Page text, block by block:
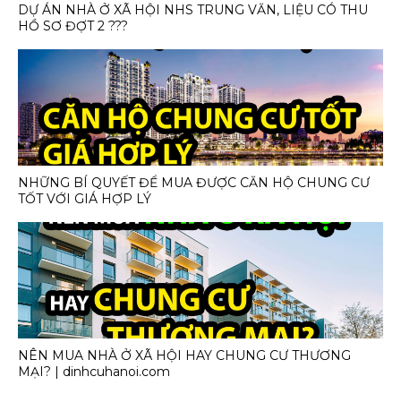
DỰ ÁN NHÀ Ở XÃ HỘI NHS TRUNG VĂN, LIỆU CÓ THU
HỒ SƠ ĐỢT 2 ???
NHỮNG BÍ QUYẾT ĐỂ MUA ĐƯỢC CĂN HỘ CHUNG CƯ
TỐT VỚI GIÁ HỢP LÝ
NÊN MUA NHÀ Ở XÃ HỘI HAY CHUNG CƯ THƯƠNG
MẠI? | dinhcuhanoi.com